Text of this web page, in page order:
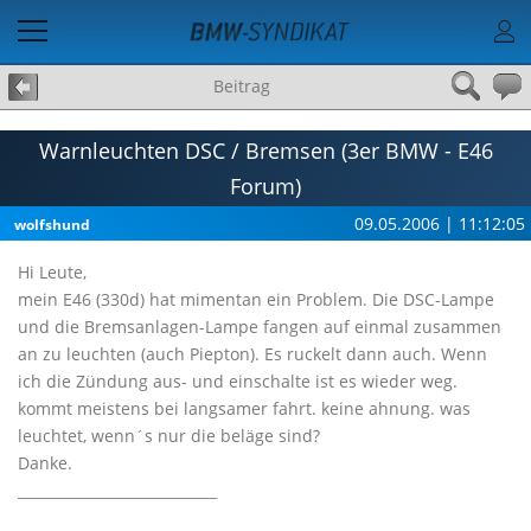
Beitrag
Warnleuchten DSC / Bremsen (3er BMW - E46
Forum)
wolfshund 09.05.2006 | 11:12:05
Hi Leute,
mein E46 (330d) hat mimentan ein Problem. Die DSC-Lampe
und die Bremsanlagen-Lampe fangen auf einmal zusammen
an zu leuchten (auch Piepton). Es ruckelt dann auch. Wenn
ich die Zündung aus- und einschalte ist es wieder weg.
kommt meistens bei langsamer fahrt. keine ahnung. was
leuchtet, wenn´s nur die beläge sind?
Danke.